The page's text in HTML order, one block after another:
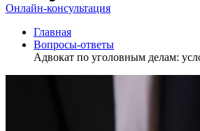
Онлайн-консультация
Главная
Вопросы-ответы
Адвокат по уголовным делам: